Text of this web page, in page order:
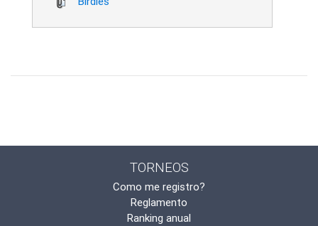
TORNEOS
Como me registro?
Reglamento
Ranking anual